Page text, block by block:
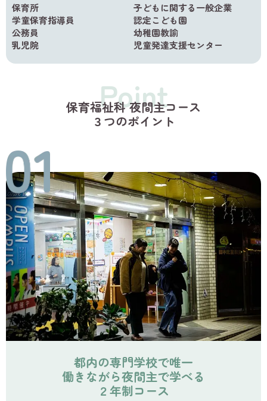
保育所
子どもに関する一般企業
学童保育指導員
認定こども園
公務員
幼稚園教諭
乳児院
児童発達支援センター
Point
保育福祉科 夜間主コース
３つのポイント
都内の専門学校で唯一
働きながら夜間主で学べる
２年制コース